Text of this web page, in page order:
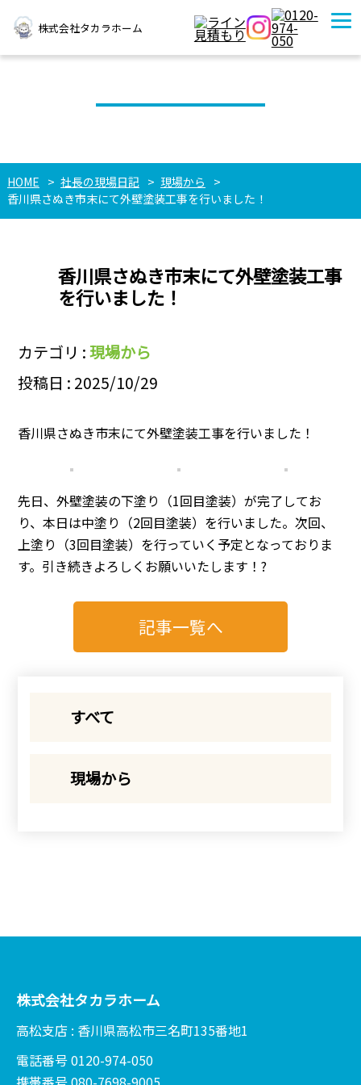
株式会社タカラホーム
HOME 社長の現場日記
現場から
香川県さぬき市末にて外壁塗装工事を行いました！
香川県さぬき市末にて外壁塗装工事
を行いました！
カテゴリ :現場から
投稿日 : 2025/10/29
香川県さぬき市末にて外壁塗装工事を行いました！
先日、外壁塗装の下塗り（1回目塗装）が完了してお
り、本日は中塗り（2回目塗装）を行いました。次回、
上塗り（3回目塗装）を行っていく予定となっておりま
す。引き続きよろしくお願いいたします！?
記事一覧へ
すべて
現場から
株式会社タカラホーム
高松支店 : 香川県高松市三名町135番地1
電話番号 0120-974-050